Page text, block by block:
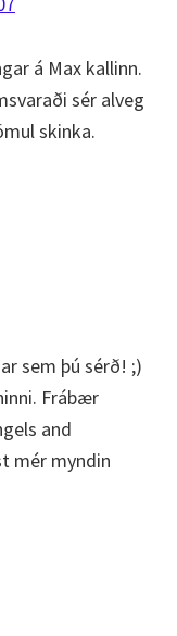
á Max kallinn.
sér alveg
skinka.
sem þú sérð! ;)
Frábær
and
mér myndin